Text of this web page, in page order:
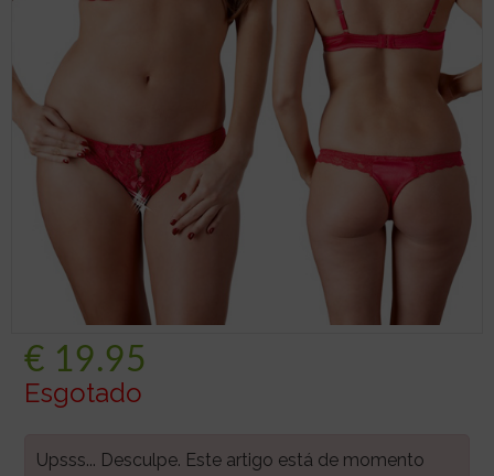
€ 19.95
Esgotado
Upsss... Desculpe. Este artigo está de momento